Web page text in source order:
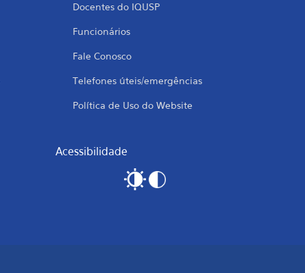
Docentes do IQUSP
Funcionários
Fale Conosco
Telefones úteis/emergências
Política de Uso do Website
Acessibilidade